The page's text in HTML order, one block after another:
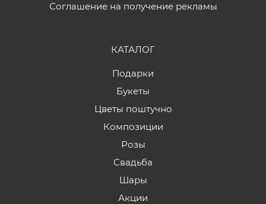
Соглашение на получение рекламы
КАТАЛОГ
Подарки
Букеты
Цветы поштучно
Композиции
Розы
Свадьба
Шары
Акции